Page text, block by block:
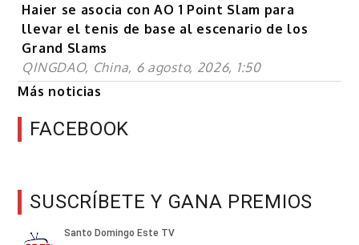
Haier se asocia con AO 1 Point Slam para
llevar el tenis de base al escenario de los
Grand Slams
QINGDAO, China, 6 agosto, 2026, 1:50
Más noticias
FACEBOOK
SUSCRÍBETE Y GANA PREMIOS